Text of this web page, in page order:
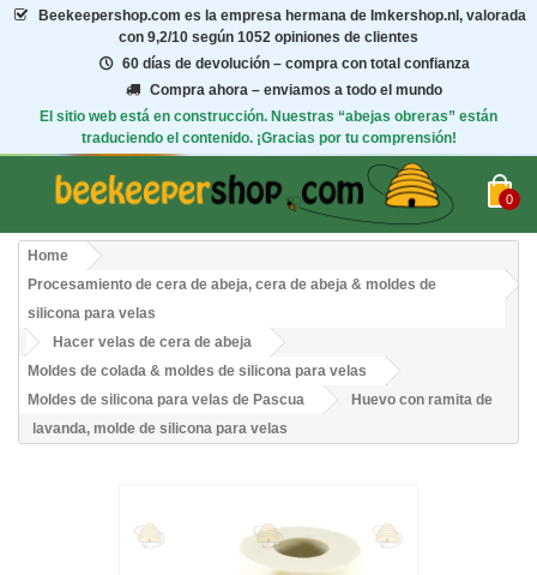
Beekeepershop.com es la empresa hermana de Imkershop.nl, valorada
con 9,2/10 según 1052 opiniones de clientes
60 días de devolución – compra con total confianza
Compra ahora – enviamos a todo el mundo
El sitio web está en construcción. Nuestras “abejas obreras” están
traduciendo el contenido. ¡Gracias por tu comprensión!
0
Home
Procesamiento de cera de abeja, cera de abeja & moldes de
silicona para velas
Hacer velas de cera de abeja
Moldes de colada & moldes de silicona para velas
Moldes de silicona para velas de Pascua
Huevo con ramita de
lavanda, molde de silicona para velas